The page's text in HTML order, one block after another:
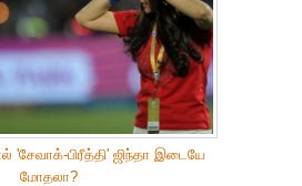
பிரீத்தி' ஜிந்தா இடையே
மோதலா?